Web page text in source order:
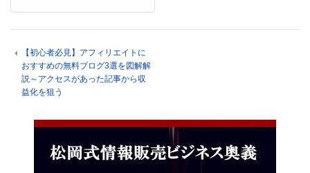
【初心者必見】アフィリエイトに
おすすめの無料ブログ3選を図解解
説～アクセスがあった記事から収
益化を狙う